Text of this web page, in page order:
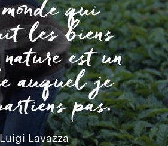
qui
les biens
est un
auquel je
pas.
Luigi Lavazza